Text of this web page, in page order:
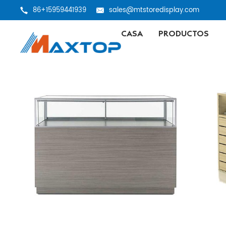
86+15959441939 sales@mtstoredisplay.com
CASA PRODUCTOS